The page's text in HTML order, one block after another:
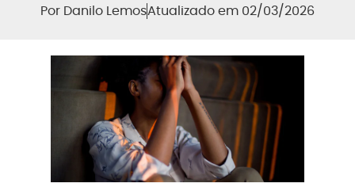
Por Danilo LemosAtualizado em 02/03/2026